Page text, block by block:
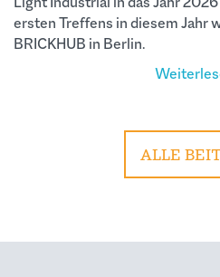
ersten Treffens in diesem Jahr
BRICKHUB in Berlin.
ALLE